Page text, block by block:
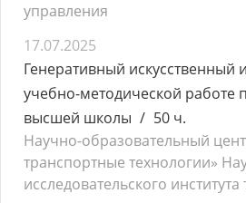
управления
17.07.2025
Генеративный искусственный
учебно-методической работе
высшей школы
50 ч.
Научно-образовательный
транспортные технологии»
исследовательского